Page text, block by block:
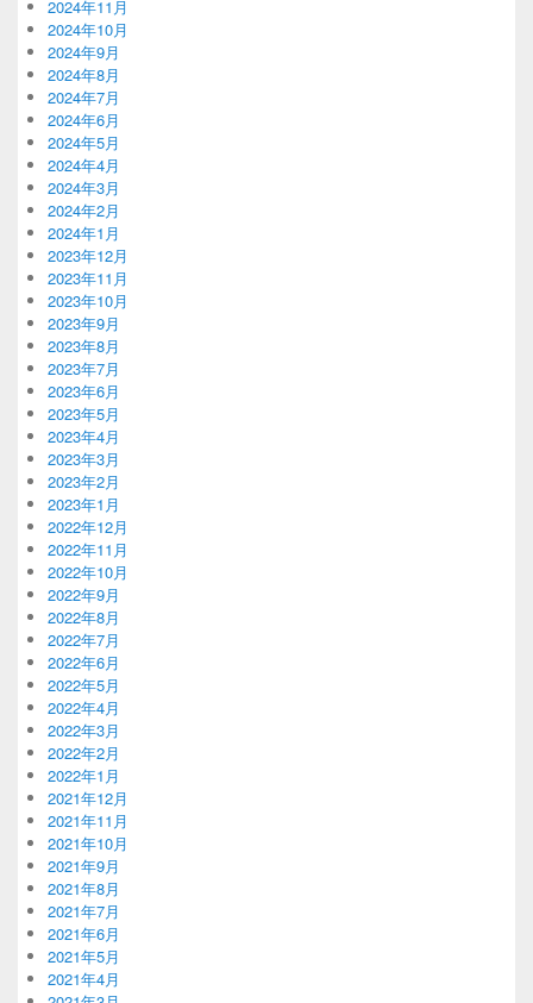
2024年11月
2024年10月
2024年9月
2024年8月
2024年7月
2024年6月
2024年5月
2024年4月
2024年3月
2024年2月
2024年1月
2023年12月
2023年11月
2023年10月
2023年9月
2023年8月
2023年7月
2023年6月
2023年5月
2023年4月
2023年3月
2023年2月
2023年1月
2022年12月
2022年11月
2022年10月
2022年9月
2022年8月
2022年7月
2022年6月
2022年5月
2022年4月
2022年3月
2022年2月
2022年1月
2021年12月
2021年11月
2021年10月
2021年9月
2021年8月
2021年7月
2021年6月
2021年5月
2021年4月